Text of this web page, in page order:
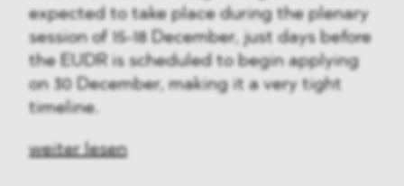
expected to take place during the plenary
session of 15-18 December, just days before
the EUDR is scheduled to begin applying
on 30 December, making it a very tight
timeline.
weiter lesen